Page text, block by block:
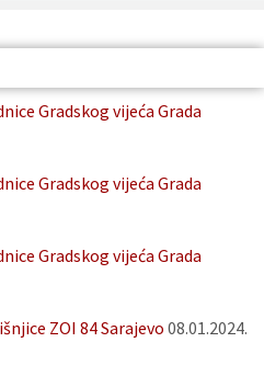
Gradskog vijeća Grada
Gradskog vijeća Grada
Gradskog vijeća Grada
ZOI 84 Sarajevo 08.01.2024.